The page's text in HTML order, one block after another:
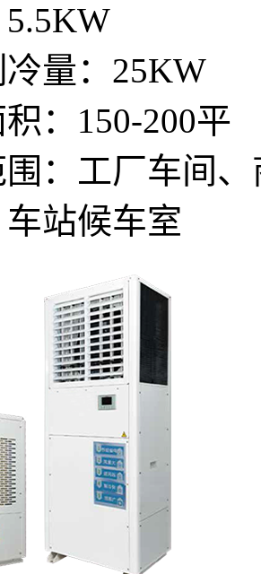
量：25KW
：150-200平
：工厂车间
站候车室